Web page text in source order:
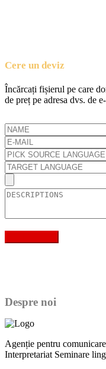
Cere un deviz
Încărcați fișierul pe care
de preț pe adresa dvs. de
Despre noi
Agenție pentru
Interpretariat Seminare